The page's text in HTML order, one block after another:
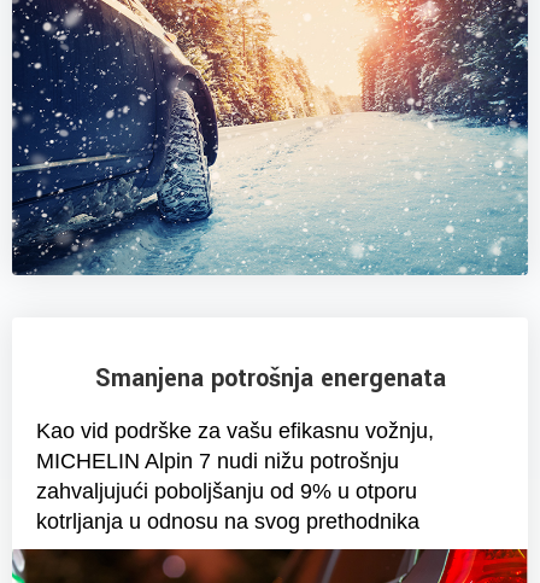
Smanjena potrošnja energenata
Kao vid podrške za vašu efikasnu vožnju,
MICHELIN Alpin 7 nudi nižu potrošnju
zahvaljujući poboljšanju od 9% u otporu
kotrljanja u odnosu na svog prethodnika